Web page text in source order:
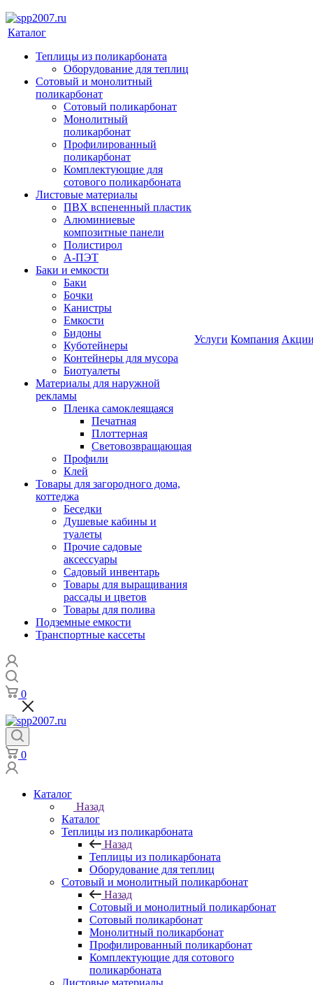
Каталог
Теплицы из поликарбоната
Оборудование для теплиц
Сотовый и монолитный
поликарбонат
Сотовый поликарбонат
Монолитный
поликарбонат
Профилированный
поликарбонат
Комплектующие для
сотового поликарбоната
Листовые материалы
ПВХ вспененный пластик
Алюминиевые
композитные панели
Полистирол
А-ПЭТ
Баки и емкости
Баки
Бочки
Канистры
Емкости
Бидоны
Куботейнеры
Контейнеры для мусора
Биотуалеты
Материалы для наружной
рекламы
Пленка самоклеящаяся
Печатная
Плоттерная
Световозвращающая
Профили
Клей
Товары для загородного дома,
коттеджа
Беседки
Душевые кабины и
туалеты
Прочие садовые
аксессуары
Садовый инвентарь
Товары для выращивания
рассады и цветов
Товары для полива
Подземные емкости
Транспортные кассеты
Услуги Компания
0
0
Каталог
Назад
Каталог
Теплицы из поликарбоната
Назад
Теплицы из поликарбоната
Оборудование для теплиц
Сотовый и монолитный поликарбонат
Назад
Сотовый и монолитный поликарбонат
Сотовый поликарбонат
Монолитный поликарбонат
Профилированный поликарбонат
Комплектующие для сотового
поликарбоната
Листовые материалы